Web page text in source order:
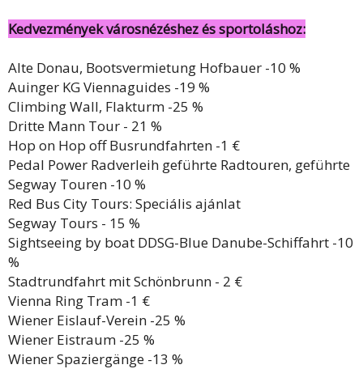
Kedvezmények városnézéshez és sportoláshoz:
Alte Donau, Bootsvermietung Hofbauer -10 %
Auinger KG Viennaguides -19 %
Climbing Wall, Flakturm -25 %
Dritte Mann Tour - 21 %
Hop on Hop off Busrundfahrten -1 €
Pedal Power Radverleih geführte Radtouren, geführte
Segway Touren -10 %
Red Bus City Tours: Speciális ajánlat
Segway Tours - 15 %
Sightseeing by boat DDSG-Blue Danube-Schiffahrt -10
%
Stadtrundfahrt mit Schönbrunn - 2 €
Vienna Ring Tram -1 €
Wiener Eislauf-Verein -25 %
Wiener Eistraum -25 %
Wiener Spaziergänge -13 %